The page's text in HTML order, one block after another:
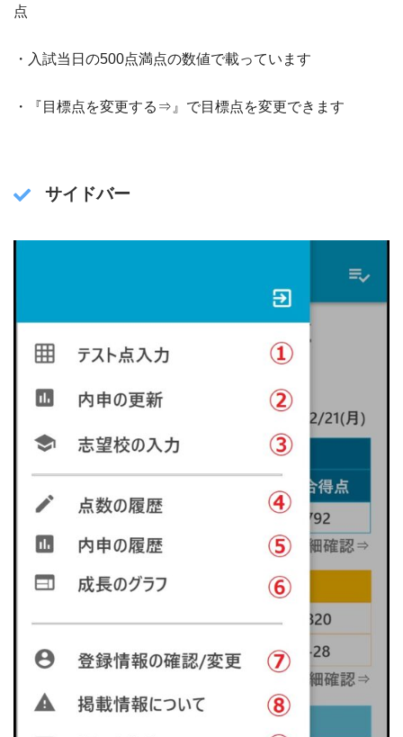
点
・入試当日の500点満点の数値で載っています
・『目標点を変更する⇒』で目標点を変更できます
サイドバー